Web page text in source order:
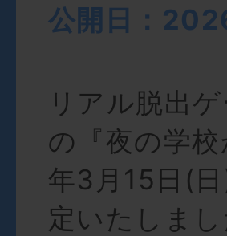
公開日：
リアル脱出
の『夜の学
年3月15日(
定いたしまし